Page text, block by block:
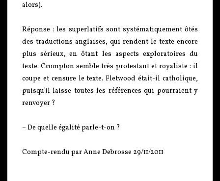
alors).
Réponse : les superlatifs sont systématiquement ôtés
des traductions anglaises, qui rendent le texte encore
plus sérieux, en ôtant les aspects exploratoires du
texte. Crompton semble très protestant et royaliste : il
coupe et censure le texte. Fletwood était-il catholique,
puisqu’il laisse toutes les références qui pourraient y
renvoyer ?
– De quelle égalité parle-t-on ?
Compte-rendu par Anne Debrosse 29/11/2011